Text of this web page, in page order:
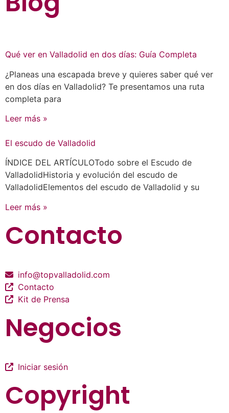
Qué ver en Valladolid en dos días: Guía Completa
¿Planeas una escapada breve y quieres saber qué ver
en dos días en Valladolid? Te presentamos una ruta
completa para
Leer más »
El escudo de Valladolid
ÍNDICE DEL ARTÍCULOTodo sobre el Escudo de
ValladolidHistoria y evolución del escudo de
ValladolidElementos del escudo de Valladolid y su
Leer más »
Contacto
info@topvalladolid.com
Contacto
Kit de Prensa
Negocios
Iniciar sesión
Copyright